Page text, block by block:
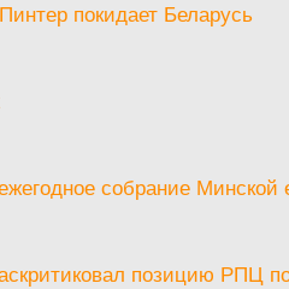
покидает Беларусь
собрание
позицию РПЦ